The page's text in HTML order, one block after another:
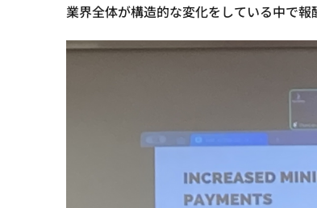
業界全体が構造的な変化をしている中で報